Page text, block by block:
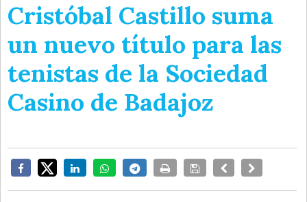
Cristóbal Castillo suma
un nuevo título para las
tenistas de la Sociedad
Casino de Badajoz